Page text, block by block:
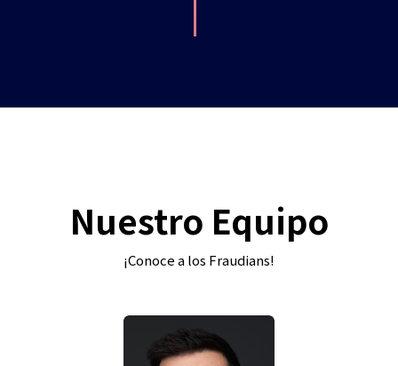
Nuestro Equipo
¡Conoce a los Fraudians!